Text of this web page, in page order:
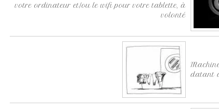
votre ordinateur et/ou le wifi pour votre tablette, à
volonté
datant